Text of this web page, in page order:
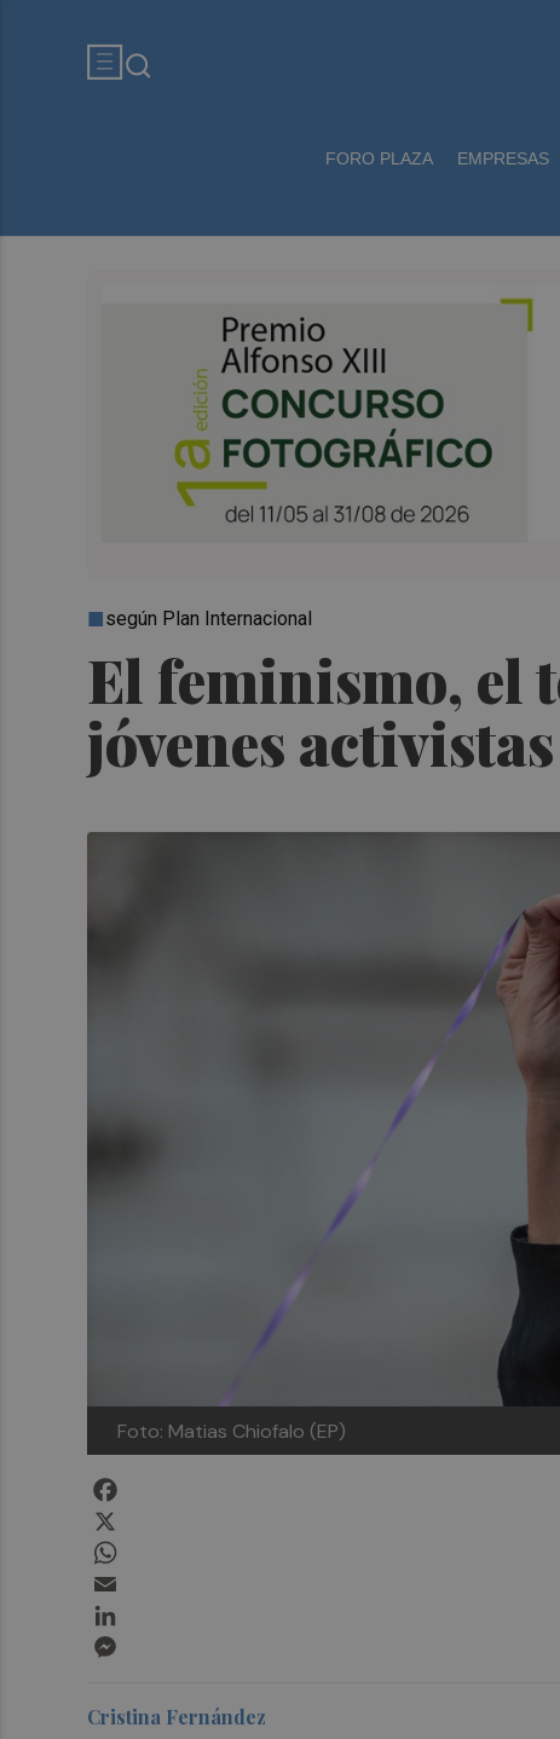
FORO PLAZA EMPRESAS
El feminismo, el
jóvenes
según Plan Internacional
Foto: Matias Chiofalo (EP)
Cristina Fernández